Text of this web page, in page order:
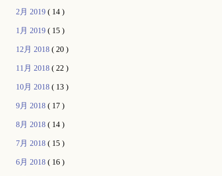
2月 2019( 14 )
1月 2019( 15 )
12月 2018( 20 )
11月 2018( 22 )
10月 2018( 13 )
9月 2018( 17 )
8月 2018( 14 )
7月 2018( 15 )
6月 2018( 16 )